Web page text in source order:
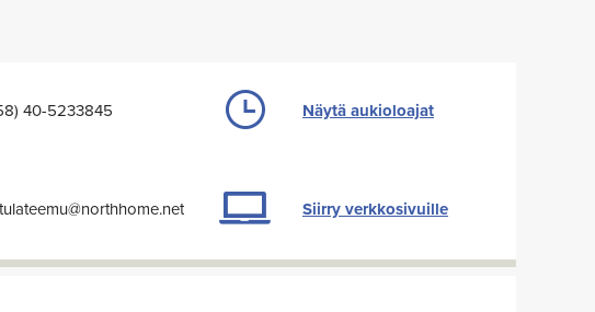
40-5233845 Näytä aukioloajat
Siirry verkkosivuille